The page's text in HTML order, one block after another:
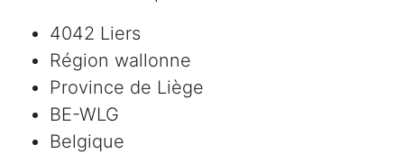
4042 Liers
Région wallonne
Province de Liège
BE-WLG
Belgique